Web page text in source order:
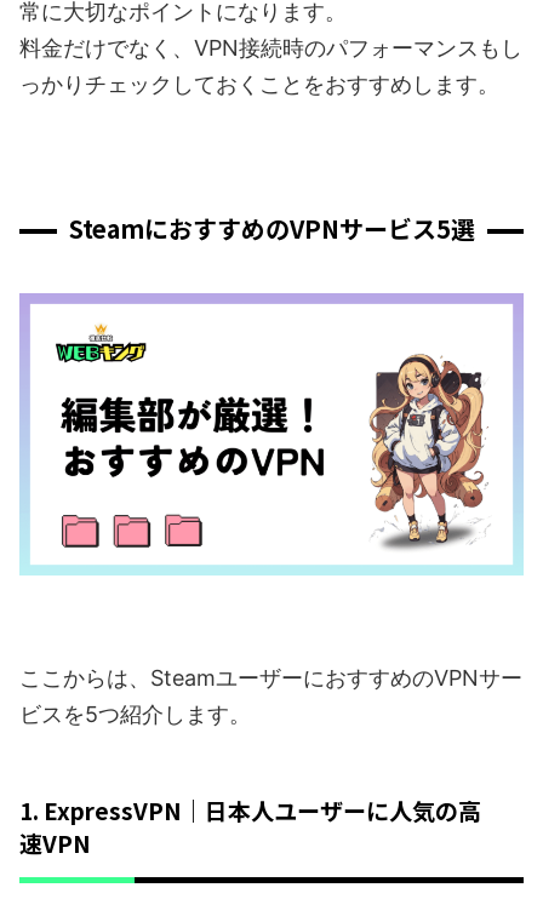
常に大切なポイントになります。
料金だけでなく、VPN接続時のパフォーマンスもし
っかりチェックしておくことをおすすめします。
SteamにおすすめのVPNサービス5選
ここからは、SteamユーザーにおすすめのVPNサー
ビスを5つ紹介します。
1. ExpressVPN｜日本人ユーザーに人気の高
速VPN